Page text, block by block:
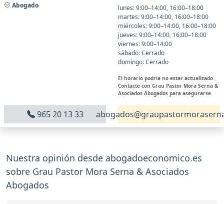
Abogado
lunes: 9:00–14:00, 16:00–18:00
martes: 9:00–14:00, 16:00–18:00
miércoles: 9:00–14:00, 16:00–18:00
jueves: 9:00–14:00, 16:00–18:00
viernes: 9:00–14:00
sábado: Cerrado
domingo: Cerrado
El horario podría no estar actualizado.
Contacte con Grau Pastor Mora Serna &
Asociados Abogados para asegurarse.
965 20 13 33
Nuestra opinión desde abogadoeconomico.es
sobre Grau Pastor Mora Serna & Asociados
Abogados